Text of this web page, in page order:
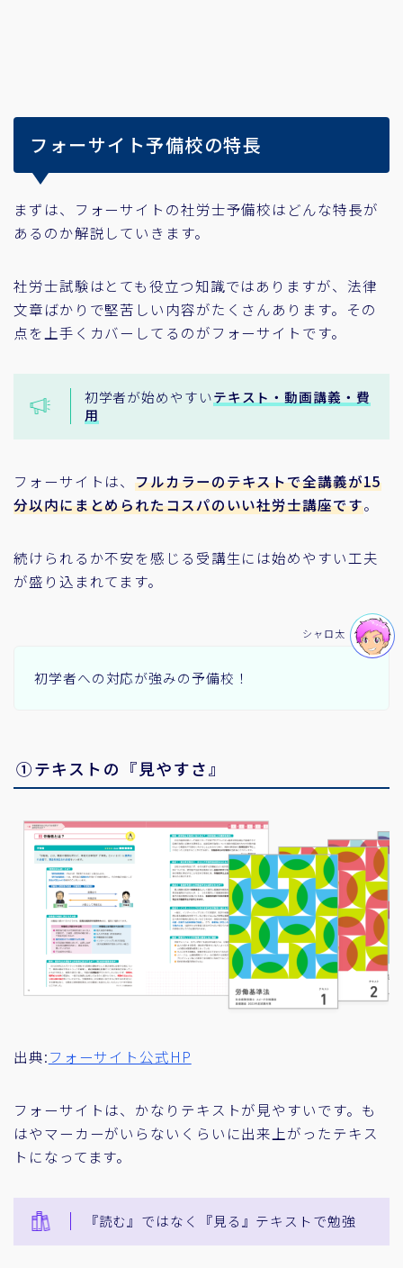
フォーサイト予備校の特長
まずは、フォーサイトの社労士予備校はどんな特長が
あるのか解説していきます。
社労士試験はとても役立つ知識ではありますが、法律
文章ばかりで堅苦しい内容がたくさんあります。その
点を上手くカバーしてるのがフォーサイトです。
初学者が始めやすいテキスト・動画講義・費
用
フォーサイトは、フルカラーのテキストで全講義が15
分以内にまとめられたコスパのいい社労士講座です。
続けられるか不安を感じる受講生には始めやすい工夫
が盛り込まれてます。
初学者への対応が強みの予備校！
シャロ太
①テキストの『見やすさ』
出典:フォーサイト公式HP
フォーサイトは、かなりテキストが見やすいです。も
はやマーカーがいらないくらいに出来上がったテキス
トになってます。
『読む』ではなく『見る』テキストで勉強